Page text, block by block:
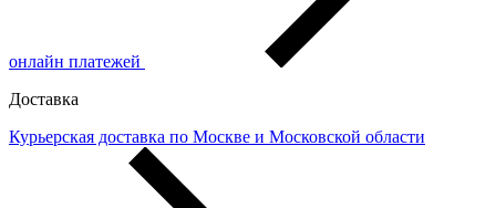
онлайн платежей
Доставка
Курьерская доставка по Москве и Московской области